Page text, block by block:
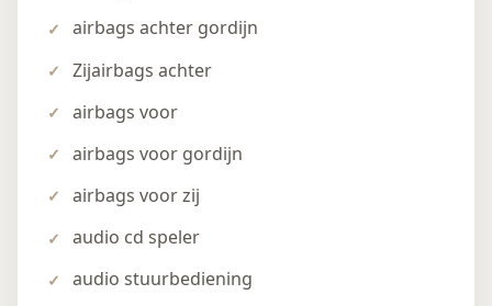
airbags achter gordijn
Zijairbags achter
airbags voor
airbags voor gordijn
airbags voor zij
audio cd speler
audio stuurbediening